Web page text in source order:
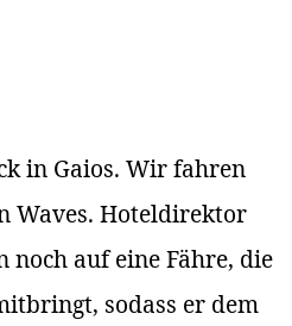
in Gaios. Wir fahren
Waves. Hoteldirektor
noch auf eine Fähre, die
sodass er dem